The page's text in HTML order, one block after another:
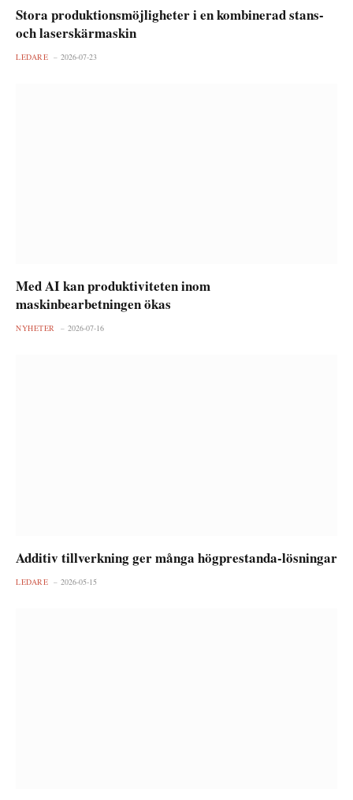
Stora produktionsmöjligheter i en kombinerad stans-
och laserskärmaskin
LEDARE 2026-07-23
Med AI kan produktiviteten inom
maskinbearbetningen ökas
NYHETER 2026-07-16
Additiv tillverkning ger många högprestanda-lösningar
LEDARE 2026-05-15